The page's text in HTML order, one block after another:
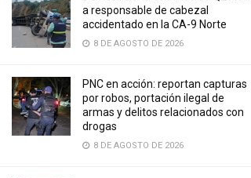
a responsable de cabezal
accidentado en la CA-9 Norte
8 DE AGOSTO DE 2026
PNC en acción: reportan capturas
por robos, portación ilegal de
armas y delitos relacionados con
drogas
8 DE AGOSTO DE 2026